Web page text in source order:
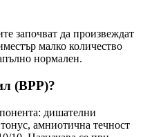
започват да произвеждат
малко количество
нормален.
(BPP)?
дишателни
амниотична течност